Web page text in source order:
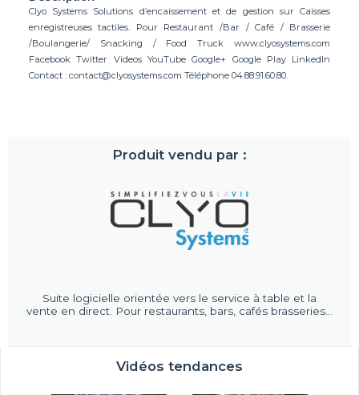
Clyo Systems Solutions d’encaissement et de gestion sur Caisses
enregistreuses tactiles. Pour Restaurant /Bar / Café / Brasserie
/Boulangerie/ Snacking / Food Truck www.clyosystems.com
Facebook Twitter Videos YouTube Google+ Google Play LinkedIn
Contact : contact@clyosystems.com Téléphone 04.88.91.60.80.
Produit vendu par :
Suite logicielle orientée vers le service à table et la
vente en direct. Pour restaurants, bars, cafés brasseries...
Vidéos tendances